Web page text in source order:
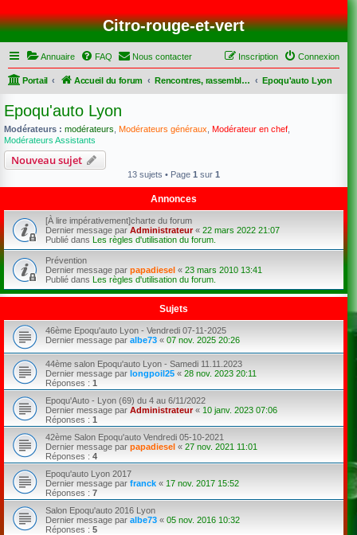
Citro-rouge-et-vert
Annuaire FAQ Nous contacter Connexion
Inscription
Portail Accueil du forum Rencontres, rassemblements et sorties Epoqu'auto Lyon
Epoqu'auto Lyon
Modérateurs : modérateurs Modérateurs généraux Modérateur en chef
Modérateurs Assistants
Nouveau sujet
13 sujets • Page 1 sur 1
Annonces
[À lire impérativement]charte du forum
Dernier message par Administrateur« 22 mars 2022 21:07
Publié dans Les règles d'utilisation du forum.
Prévention
Dernier message par papadiesel « 23 mars 2010 13:41
Publié dans Les règles d'utilisation du forum.
Sujets
46ème Epoqu'auto Lyon - Vendredi 07-11-2025
Dernier message par albe73 « 07 nov. 2025 20:26
44ème salon Epoqu'auto Lyon - Samedi 11.11.2023
Dernier message par longpoil25 « 28 nov. 2023 20:11
Réponses : 1
Epoqu'Auto - Lyon (69) du 4 au 6/11/2022
Dernier message par Administrateur« 10 janv. 2023 07:06
Réponses : 1
42ème Salon Epoqu'auto Vendredi 05-10-2021
Dernier message par papadiesel « 27 nov. 2021 11:01
Réponses : 4
Epoqu'auto Lyon 2017
Dernier message par franck « 17 nov. 2017 15:52
Réponses : 7
Salon Epoqu'auto 2016 Lyon
Dernier message par albe73 « 05 nov. 2016 10:32
Réponses : 5